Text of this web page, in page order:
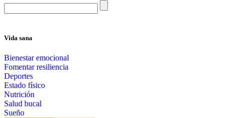
Vida sana
Bienestar emocional
Fomentar resiliencia
Deportes
Estado físico
Nutrición
Salud bucal
Sueño